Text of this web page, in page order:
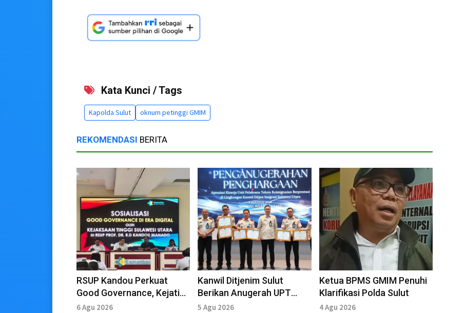
Kata Kunci / Tags
Kapolda Sulut oknum petinggi GMIM
REKOMENDASI BERITA
RSUP Kandou Perkuat
Good Governance, Kejati
Sulut Paparkan Regulasi
6 Agu 2026
Kanwil Ditjenim Sulut
Berikan Anugerah UPT
yang Berprestasi di
5 Agu 2026
Ketua BPMS GMIM Penuhi
Klarifikasi Polda Sulut
4 Agu 2026